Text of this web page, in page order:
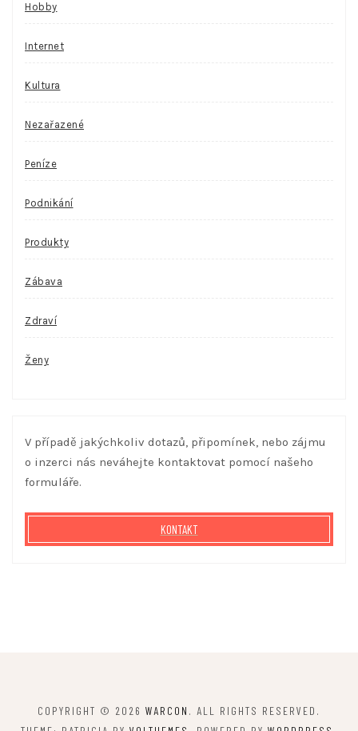
Hobby
Internet
Kultura
Nezařazené
Peníze
Podnikání
Produkty
Zábava
Zdraví
Ženy
V případě jakýchkoliv dotazů, připomínek, nebo zájmu
o inzerci nás neváhejte kontaktovat pomocí našeho
formuláře.
KONTAKT
COPYRIGHT © 2026 WARCON . ALL RIGHTS RESERVED.